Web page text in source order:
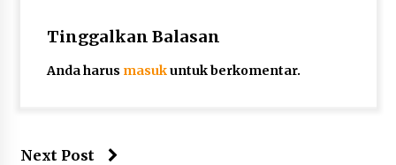
Tinggalkan Balasan
Anda harus masukuntuk berkomentar.
Next Post